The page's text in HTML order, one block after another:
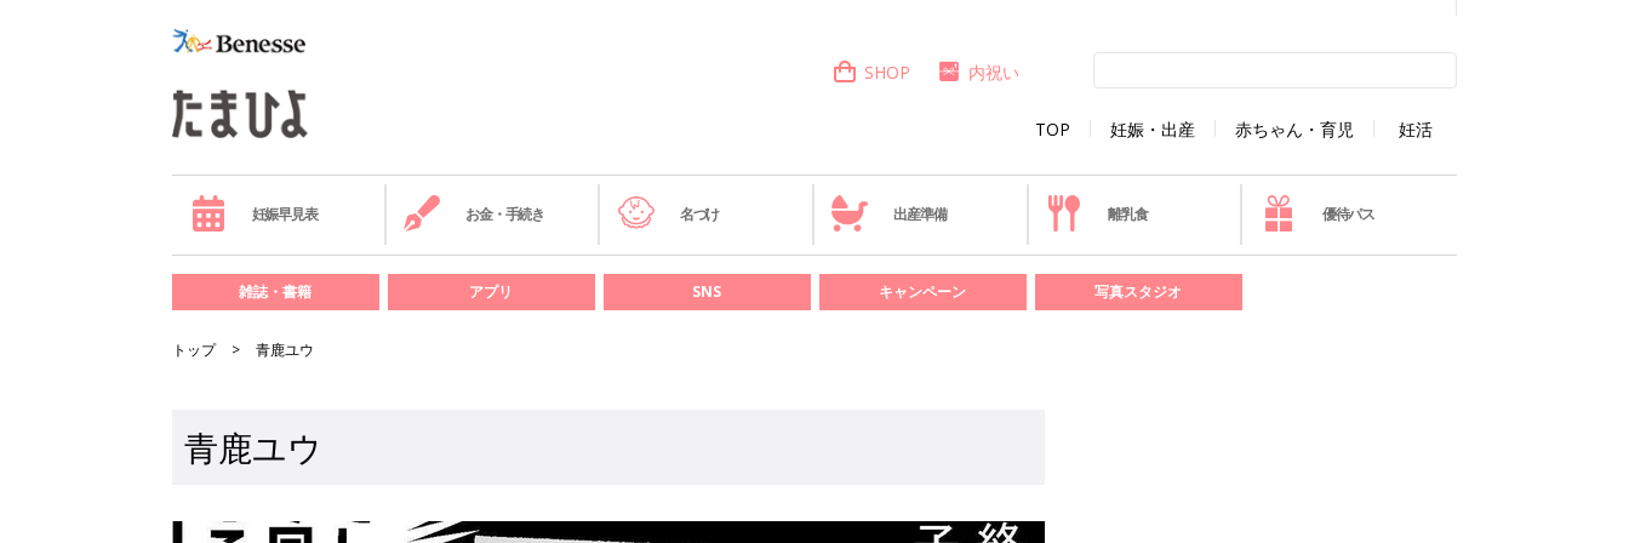
TOP 妊娠・出産 赤ちゃん・育児 妊活
SHOP 内祝い
妊娠早見表 お金・手続き 名づけ 出産準備 離乳食 優待パス
雑誌・書籍 アプリ SNS キャンペーン 写真スタジオ
トップ 青鹿ユウ
青鹿ユウ